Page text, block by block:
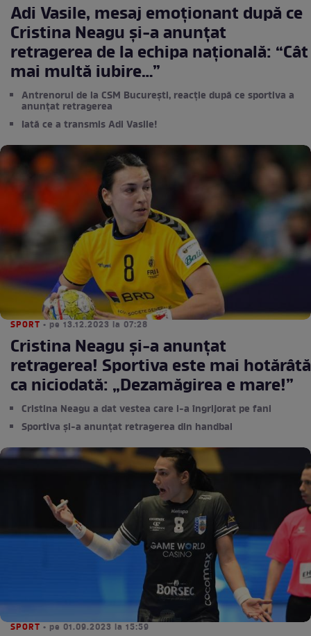
Adi Vasile, mesaj emoționant după ce
Cristina Neagu și-a anunțat
retragerea de la echipa națională: “Cât
mai multă iubire…”
Antrenorul de la CSM București, reacție după ce sportiva a
anunțat retragerea
Iată ce a transmis Adi Vasile!
SPORT • pe 13.12.2023 la 07:28
Cristina Neagu și-a anunțat
retragerea! Sportiva este mai hotărâtă
ca niciodată: „Dezamăgirea e mare!”
Cristina Neagu a dat vestea care i-a îngrijorat pe fani
Sportiva și-a anunțat retragerea din handbal
SPORT • pe 01.09.2023 la 15:59